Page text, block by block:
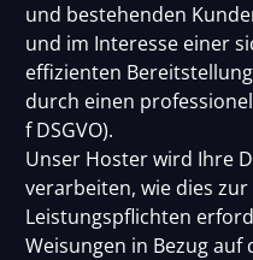
und bestehenden
und im Interesse einer
effizienten
durch einen
f DSGVO).
Unser Hoster wird Ihre
verarbeiten, wie dies
Leistungspflichten
Weisungen in Bezug auf